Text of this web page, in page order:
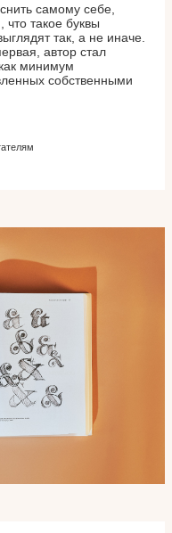
самому себе,
такое буквы
так, а не иначе.
автор стал
минимум
собственными